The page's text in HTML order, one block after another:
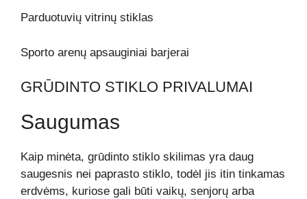
Parduotuvių vitrinų stiklas
Sporto arenų apsauginiai barjerai
GRŪDINTO STIKLO PRIVALUMAI
Saugumas
Kaip minėta, grūdinto stiklo skilimas yra daug
saugesnis nei paprasto stiklo, todėl jis itin tinkamas
erdvėms, kuriose gali būti vaikų, senjorų arba